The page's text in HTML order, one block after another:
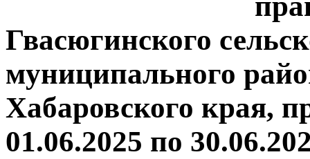
Гвасюгинского
муниципального
Хабаровского края,
01.06.2025 по